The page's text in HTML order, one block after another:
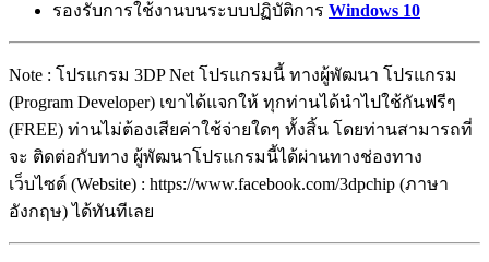
รองรับการใช้งานบนระบบปฏิบัติการ Windows 10
Note : โปรแกรม 3DP Net โปรแกรมนี้ ทางผู้พัฒนา โปรแกรม
(Program Developer) เขาได้แจกให้ ทุกท่านได้นำไปใช้กันฟรีๆ
(FREE) ท่านไม่ต้องเสียค่าใช้จ่ายใดๆ ทั้งสิ้น โดยท่านสามารถที่
จะ ติดต่อกับทาง ผู้พัฒนาโปรแกรมนี้ได้ผ่านทางช่องทาง
เว็บไซต์ (Website) : https://www.facebook.com/3dpchip (ภาษา
อังกฤษ) ได้ทันทีเลย